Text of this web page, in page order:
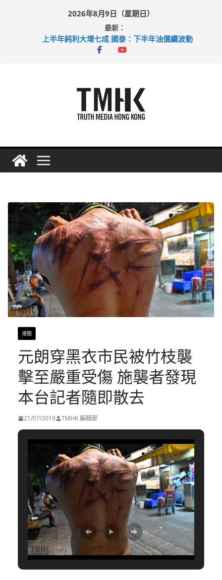
2026年8月9日（星期日）
最新：
上半年純利大增七成 國泰：下半年油價續波動
拜仁熱身賽挫維拉 啟德主場館奪錦標
港聞
元朗穿黑衣市民被竹枝襲
擊至嚴重受傷 施襲者發現
本台記者隨即散去
21/07/2019 TMHK 編輯部